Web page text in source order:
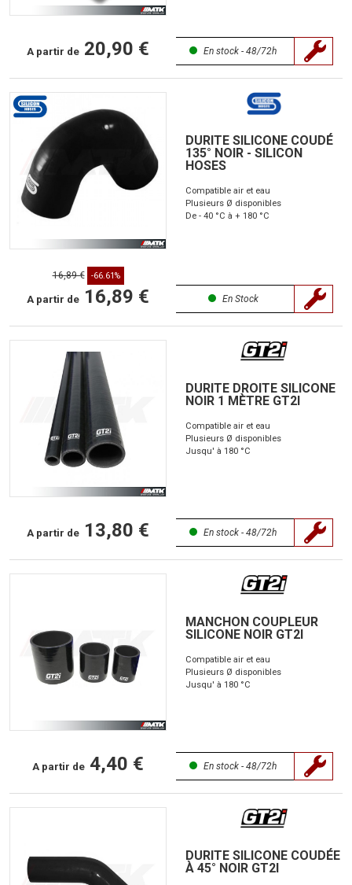
A partir de 20,90 € En stock - 48/72h
DURITE SILICONE COUDÉ
135° NOIR - SILICON
HOSES
Compatible air et eau
Plusieurs Ø disponibles
De - 40 °C à + 180 °C
16,89 € -66.61%
A partir de 16,89 € En Stock
DURITE DROITE SILICONE
NOIR 1 MÈTRE GT2I
Compatible air et eau
Plusieurs Ø disponibles
Jusqu' à 180 °C
A partir de 13,80 € En stock - 48/72h
MANCHON COUPLEUR
SILICONE NOIR GT2I
Compatible air et eau
Plusieurs Ø disponibles
Jusqu' à 180 °C
A partir de 4,40 € En stock - 48/72h
DURITE SILICONE COUDÉE
À 45° NOIR GT2I